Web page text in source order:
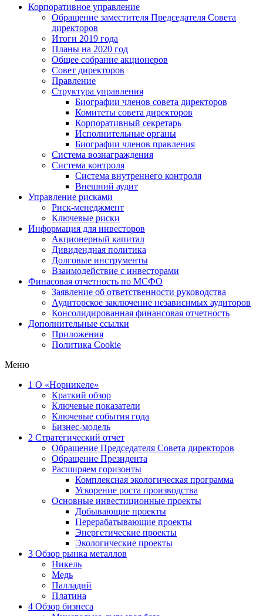
Корпоративное управление
Обращение заместителя Председателя Совета
директоров
Итоги 2019 года
Планы на 2020 год
Общее собрание акционеров
Совет директоров
Правление
Структура управления
Биографии членов совета директоров
Комитеты совета директоров
Корпоративный секретарь
Исполнительные органы
Биографии членов правления
Система вознаграждения
Система контроля
Система внутреннего контроля
Внешний аудит
Управление рисками
Риск-менеджмент
Ключевые риски
Информация для инвесторов
Акционерный капитал
Дивидендная политика
Долговые инструменты
Взаимодействие с инвеcторами
Финасовая отчетность по МСФО
Заявление об ответственности руководства
Аудиторское заключение независимых аудиторов
Консолидированная финансовая отчетность
Дополнительные ссылки
Приложения
Политика Cookie
Меню
1 О «Норникеле»
Краткий обзор
Ключевые показатели
Ключевые события года
Бизнес-модель
2 Стратегический отчет
Обращение Председателя Совета директоров
Обращение Президента
Расширяем горизонты
Комплексная экологическая программа
Ускорение роста производства
Основные инвестиционные проекты
Добывающие проекты
Перерабатывающие проекты
Энергетические проекты
Экологические проекты
3 Обзор рынка металлов
Никель
Медь
Палладий
Платина
4 Обзор бизнеса